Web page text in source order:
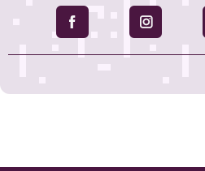
Atletismo
celebrará
el
domingo